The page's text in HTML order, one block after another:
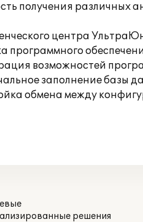
получения различных
центра
программного
возможностей
заполнение базы
обмена между
решения